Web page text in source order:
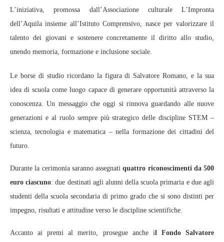
L’iniziativa, promossa dall’Associazione culturale L’Impronta
dell’Aquila insieme all’Istituto Comprensivo, nasce per valorizzare il
talento dei giovani e sostenere concretamente il diritto allo studio,
unendo memoria, formazione e inclusione sociale.
Le borse di studio ricordano la figura di Salvatore Romano, e la sua
idea di scuola come luogo capace di generare opportunità attraverso la
conoscenza. Un messaggio che oggi si rinnova guardando alle nuove
generazioni e al ruolo sempre più strategico delle discipline STEM –
scienza, tecnologia e matematica – nella formazione dei cittadini del
futuro.
Durante la cerimonia saranno assegnatiquattro riconoscimenti da 500
euro ciascuno: due destinati agli alunni della scuola primaria e due agli
studenti della scuola secondaria di primo grado che si sono distinti per
impegno, risultati e attitudine verso le discipline scientifiche.
Accanto ai premi al merito, prosegue anche il Fondo Salvatore